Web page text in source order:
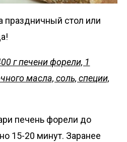
праздничный стол или
г печени форели, 1
масла, соль, специи,
печень форели до
15-20 минут. Заранее